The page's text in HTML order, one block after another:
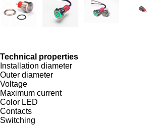
Technical properties
Installation diameter
Outer diameter
Voltage
Maximum current
Color LED
Contacts
Switching